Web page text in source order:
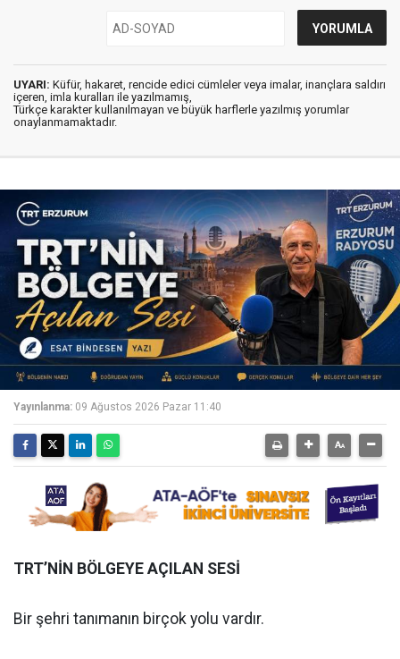
UYARI: Küfür, hakaret, rencide edici cümleler veya imalar, inançlara saldırı
içeren, imla kuralları ile yazılmamış,
Türkçe karakter kullanılmayan ve büyük harflerle yazılmış yorumlar
onaylanmamaktadır.
Yayınlanma: 09 Ağustos 2026 Pazar 11:40
TRT’NİN BÖLGEYE AÇILAN SESİ
Bir şehri tanımanın birçok yolu vardır.